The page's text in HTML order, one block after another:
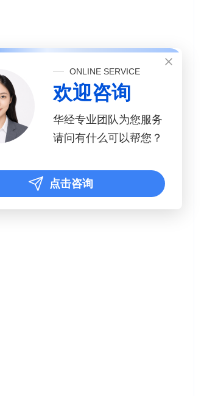
ONLINE SERVICE
欢迎咨询
华经专业团队为您服务
请问有什么可以帮您？
点击咨询